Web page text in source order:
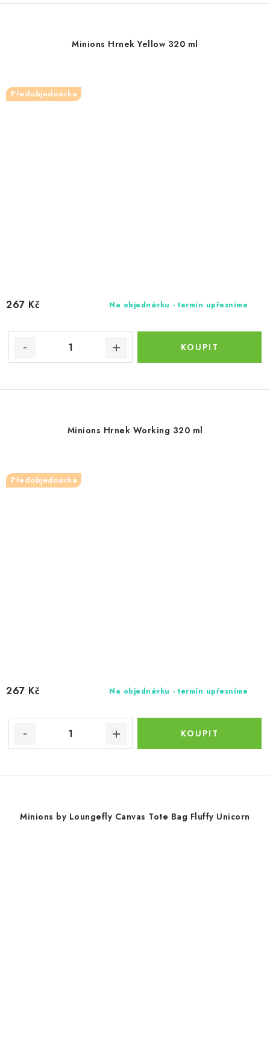
Minions Hrnek Yellow 320 ml
Předobjednávka
Na objednávku - termín upřesníme
267 Kč
Minions Hrnek Working 320 ml
Předobjednávka
Na objednávku - termín upřesníme
267 Kč
Minions by Loungefly Canvas Tote Bag Fluffy Unicorn